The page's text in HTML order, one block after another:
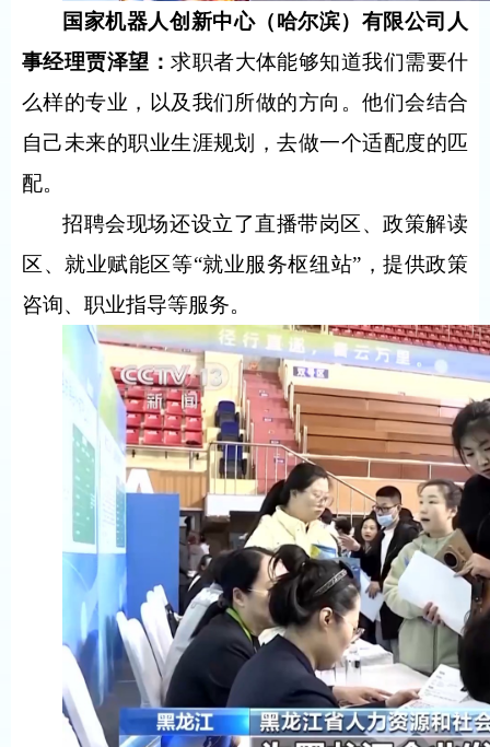
国家机器人创新中心（哈尔滨）有限公司人
事经理贾泽望：求职者大体能够知道我们需要什
么样的专业，以及我们所做的方向。他们会结合
自己未来的职业生涯规划，去做一个适配度的匹
配。
招聘会现场还设立了直播带岗区、政策解读
区、就业赋能区等“就业服务枢纽站”，提供政策
咨询、职业指导等服务。